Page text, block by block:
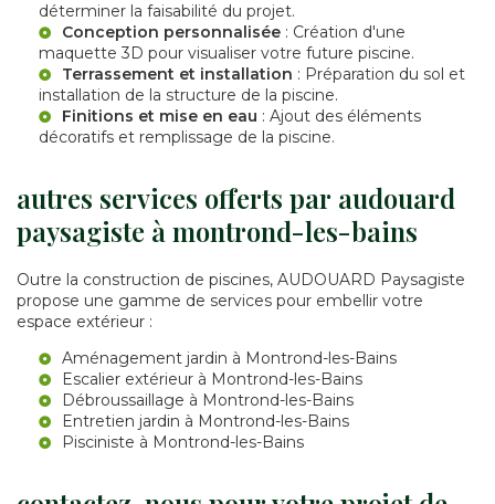
déterminer la faisabilité du projet.
Conception personnalisée : Création d'une
maquette 3D pour visualiser votre future piscine.
Terrassement et installation : Préparation du sol et
installation de la structure de la piscine.
Finitions et mise en eau : Ajout des éléments
décoratifs et remplissage de la piscine.
autres services offerts par audouard
paysagiste à montrond-les-bains
Outre la construction de piscines, AUDOUARD Paysagiste
propose une gamme de services pour embellir votre
espace extérieur :
Aménagement jardin à Montrond-les-Bains
Escalier extérieur à Montrond-les-Bains
Débroussaillage à Montrond-les-Bains
Entretien jardin à Montrond-les-Bains
Pisciniste à Montrond-les-Bains